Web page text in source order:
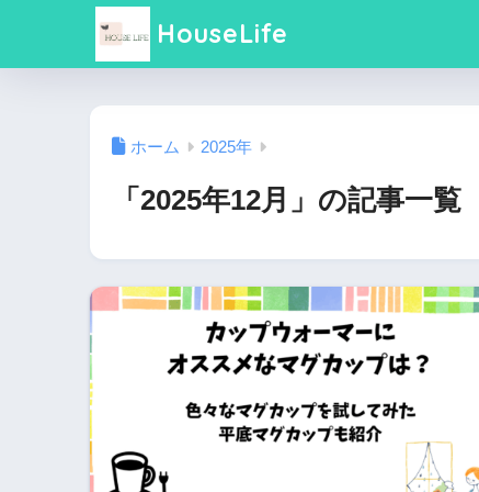
HouseLife
ホーム 2025年
「2025年12月」の記事一覧